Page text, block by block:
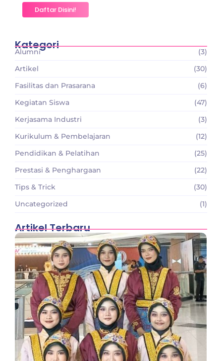
Daftar Disini!
Kategori
Alumni
(3)
Artikel
(30)
Fasilitas dan Prasarana
(6)
Kegiatan Siswa
(47)
Kerjasama Industri
(3)
Kurikulum & Pembelajaran
(12)
Pendidikan & Pelatihan
(25)
Prestasi & Penghargaan
(22)
Tips & Trick
(30)
Uncategorized
(1)
Artikel Terbaru